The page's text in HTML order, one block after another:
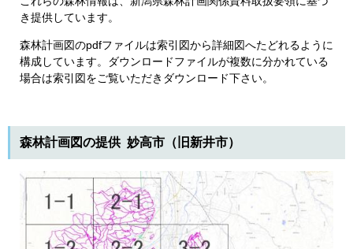
き提供しています。
森林計画図のpdfファイルは索引図から詳細図へたどれるように
構成しています。ダウンロードファイルが複数に分かれている
場合は索引図をご覧いただきダウンロード下さい。
森林計画図の提供 妙高市（旧新井市）